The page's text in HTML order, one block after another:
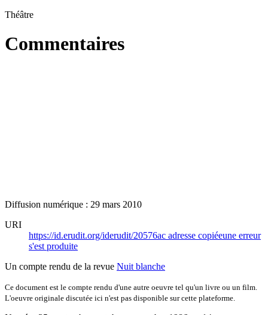
Théâtre
Commentaires
Diffusion numérique : 29 mars 2010
URI
https://id.erudit.org/iderudit/20576ac adresse copiéeune erreur
s'est produite
Un compte rendu de la revue Nuit blanche
Ce document est le compte rendu d'une autre oeuvre tel qu'un livre ou un film.
L'oeuvre originale discutée ici n'est pas disponible sur cette plateforme.